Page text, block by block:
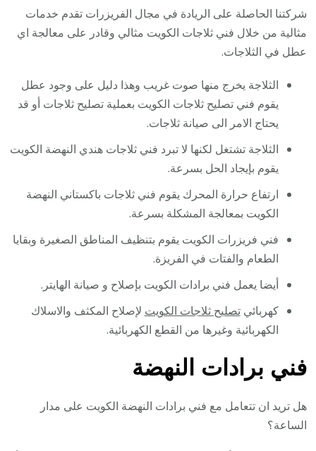
شركتنا الحاصلة على الريادة في مجال الفريزرات تقدم خدمات
مثالية من خلال فني ثلاجات الكويت مثالي وقادر على معالجة اي
عطل في الثلاجات.
الثلاجة يخرج منها صوت غريب وهذا دليل على وجود عطل
يقوم فني تصليح ثلاجات الكويت بعملية تصليح ثلاجات أو قد
يحتاج الامر الى صيانة ثلاجات.
الثلاجة تشتغل لكنها لا تبرد فني ثلاجات هندي النهضة الكويت
يقوم بإيجاد الحل بسرعة.
ارتفاع حرارة المحرك يقوم فني ثلاجات باكستاني النهضة
الكويت بمعالجة المشكلة بسرعة.
فني فريزرات الكويت يقوم بتنظيف المناطق الصغيرة وبقايا
الطعام والفتات في الفريزة.
أيضا يعمل فني برادات الكويت بإصلاح و صيانة الهايتر.
كهربائيتصليح ثلاجات الكويت لإصلاح المكثف والاسلاك
الكهربائية وغيرها من القطع الكهربائية.
فني برادات النهضة
هل تريد ان تتعامل مع فني برادات النهضة الكويت على مدار
الساعة؟